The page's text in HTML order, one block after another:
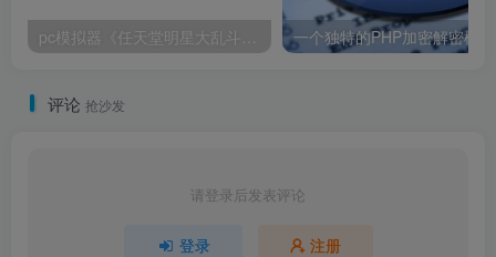
一个独特的PHP加密解密模块
评论 抢沙发
请登录后发表评论
登录 注册